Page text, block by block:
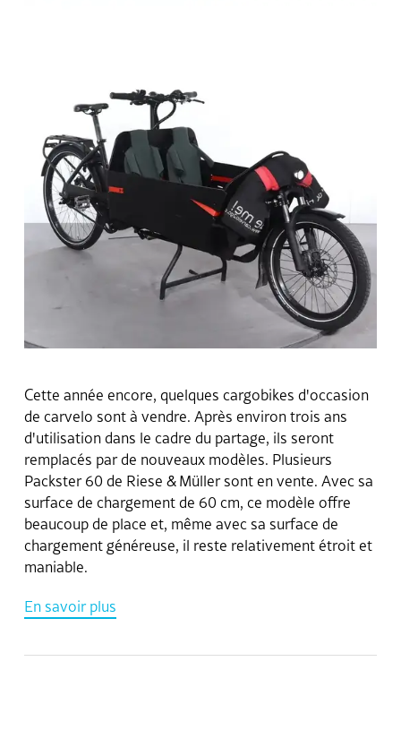
Cette année encore, quelques cargobikes d'occasion
de carvelo sont à vendre. Après environ trois ans
d'utilisation dans le cadre du partage, ils seront
remplacés par de nouveaux modèles. Plusieurs
Packster 60 de Riese & Müller sont en vente. Avec sa
surface de chargement de 60 cm, ce modèle offre
beaucoup de place et, même avec sa surface de
chargement généreuse, il reste relativement étroit et
maniable.
En savoir plus